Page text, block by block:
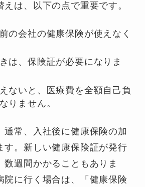
えは、以下の点で重要です。
の会社の健康保険が使えなく
は、保険証が必要になりま
ないと、医療費を全額自己負
りません。
通常、入社後に健康保険の加
す。新しい健康保険証が発行
数週間かかることもありま
院に行く場合は、「健康保険